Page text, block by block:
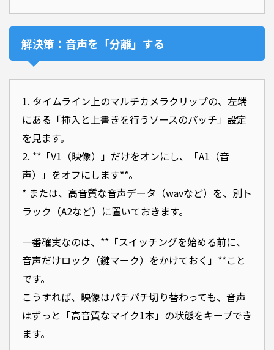
解決策：音声を「分離」する
1. タイムライン上のマルチカメラクリップの、左端
にある「挿入と上書きを行うソースのパッチ」設定
を見ます。
2. **「V1（映像）」だけをオンにし、「A1（音
声）」をオフにします**。
* または、高音質な音声データ（wavなど）を、別ト
ラック（A2など）に置いておきます。
一番確実なのは、**「スイッチングを始める前に、
音声だけロック（鍵マーク）をかけておく」**こと
です。
こうすれば、映像はパチパチ切り替わっても、音声
はずっと「高音質なマイク1本」の状態をキープでき
ます。